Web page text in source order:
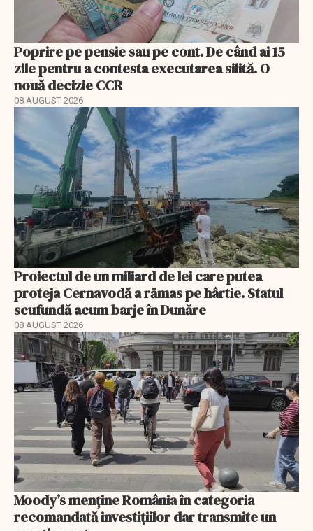
Poprire pe pensie sau pe cont. De când ai 15
zile pentru a contesta executarea silită. O
nouă decizie CCR
08 AUGUST 2026
Proiectul de un miliard de lei care putea
proteja Cernavodă a rămas pe hârtie. Statul
scufundă acum barje în Dunăre
08 AUGUST 2026
Moody’s menține România în categoria
recomandată investițiilor dar transmite un